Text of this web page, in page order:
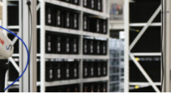
Die Zukunft der KI-